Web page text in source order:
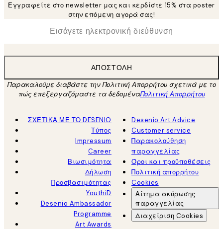
Εγγραφείτε στο newsletter μας και κερδίστε 15% στα poster
στην επόμενη αγορά σας!
Ηλεκτρονική Διεύθυνση
ΑΠΟΣΤΟΛΉ
Παρακαλούμε διαβάστε την Πολιτική Απορρήτου σχετικά με το
πώς επεξεργαζόμαστε τα δεδομέναΠολιτική Απορρήτου
ΣΧΕΤΙΚΑ ΜΕ ΤΟ DESENIO
Τύπος
Impressum
Career
Βιωσιμότητα
Δήλωση
Προσβασιμότητας
YouthiD
Desenio Ambassador
Programme
Art Awards
Desenio Art Advice
Customer service
Παρακολούθηση
παραγγελίας
Όροι και προϋποθέσεις
Πολιτική απορρήτου
Cookies
Αίτημα ακύρωσης
παραγγελίας
Διαχείριση Cookies